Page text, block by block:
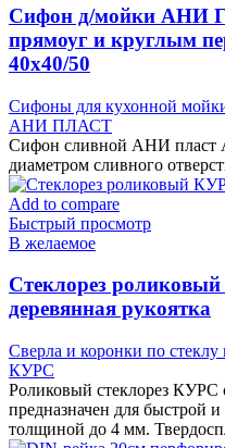
Cифон д/мойки АНИ
прямоуг и круглым
40х40/50
Сифоны для кухонной
АНИ ПЛАСТ
Сифон сливной АНИ пласт
диаметром сливного
Add to compare
Быстрый просмотр
В желаемое
Cтеклорез
деревянная рукоятка
Сверла и коронки по стеклу
КУРС
Роликовый стеклорез
предназначен для быстрой и
толщиной до 4 мм.